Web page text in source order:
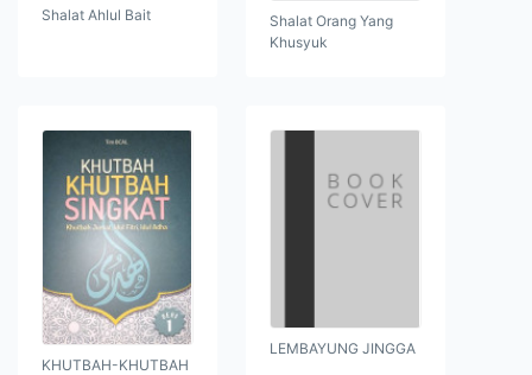
Shalat Ahlul Bait
Shalat Orang Yang
Khusyuk
KHUTBAH-KHUTBAH
LEMBAYUNG JINGGA